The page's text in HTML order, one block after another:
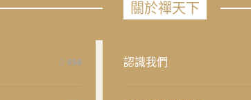
658
關於禪天下
認識我們